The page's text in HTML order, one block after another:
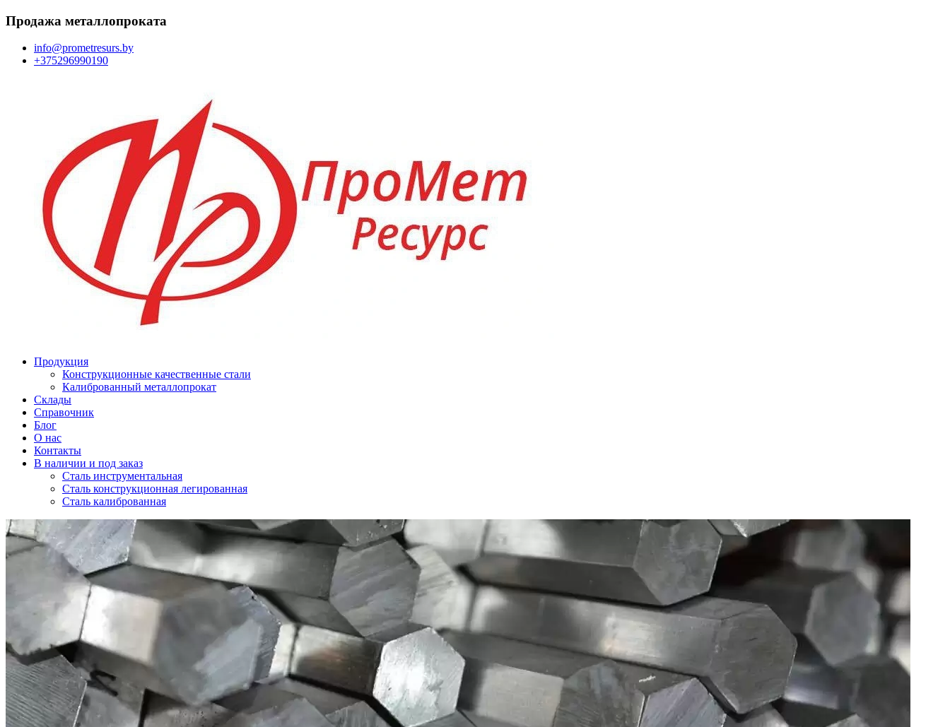
Перейти
содержимому
Продажа металлопроката
info@prometresurs.by
+375296990190
Продукция
Конструкционные качественные стали
Калиброванный металлопрокат
Склады
Справочник
Блог
О нас
Контакты
В наличии и под заказ
Сталь инструментальная
Сталь конструкционная легированная
Сталь калиброванная